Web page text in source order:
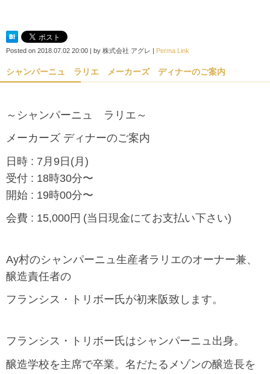
Posted on 2018.07.02 20:00 | by 株式会社 アグレ | Perma Link
シャンパーニュ ラリエ メーカーズ ディナーのご案内
～シャンパーニュ ラリエ～
メーカーズ ディナーのご案内
日時 : 7月9日(月)
受付 : 18時30分〜
開始 : 19時00分〜
会費 : 15,000円 (当日現金にてお支払い下さい)
Ay村のシャンパーニュ生産者ラリエのオーナー兼、
醸造責任者の
フランシス・トリボー氏が初来阪致します。
フランシス・トリボー氏はシャンパーニュ出身。
醸造学校を主席で卒業。名だたるメゾンの醸造長を